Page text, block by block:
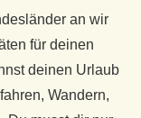
an wir
für deinen
deinen Urlaub
Wandern,